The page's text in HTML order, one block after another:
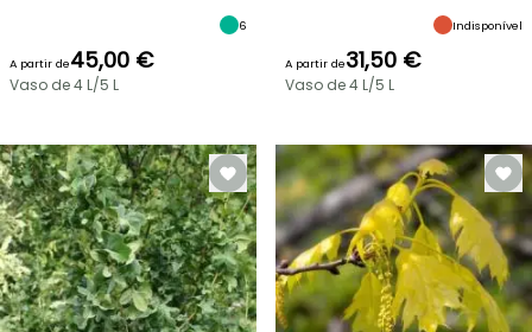
6
A partir de45,00 €
Vaso de 4 L/5 L
Indisponível
A partir de31,50 €
Vaso de 4 L/5 L